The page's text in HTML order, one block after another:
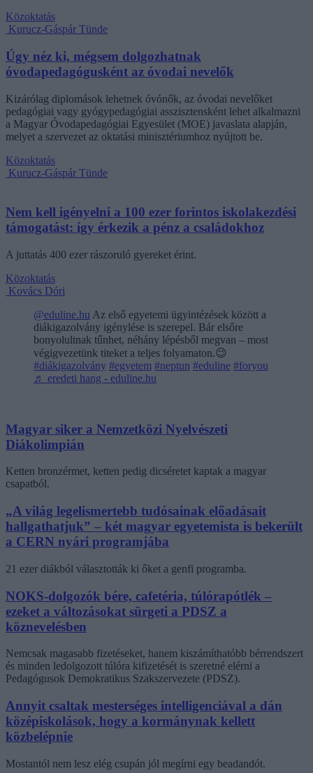
Közoktatás
Kurucz-Gáspár Tünde
Úgy néz ki, mégsem dolgozhatnak
óvodapedagógusként az óvodai nevelők
Kizárólag diplomások lehetnek óvónők, az óvodai nevelőket
pedagógiai vagy gyógypedagógiai asszisztensként lehet alkalmazni
a Magyar Óvodapedagógiai Egyesület (MOE) javaslata alapján,
melyet a szervezet az oktatási minisztériumhoz nyújtott be.
Közoktatás
Kurucz-Gáspár Tünde
Nem kell igényelni a 100 ezer forintos iskolakezdési
támogatást: így érkezik a pénz a családokhoz
A juttatás 400 ezer rászoruló gyereket érint.
Közoktatás
Kovács Dóri
@eduline.hu Az első egyetemi ügyintézések között a
diákigazolvány igénylése is szerepel. Bár elsőre
bonyolultnak tűnhet, néhány lépésből megvan – most
végigvezetünk titeket a teljes folyamaton.😉
#diákigazolvány #egyetem #neptun #eduline #foryou
♬ eredeti hang - eduline.hu
Magyar siker a Nemzetközi Nyelvészeti
Diákolimpián
Ketten bronzérmet, ketten pedig dicséretet kaptak a magyar
csapatból.
„A világ legelismertebb tudósainak előadásait
hallgathatjuk” – két magyar egyetemista is bekerült
a CERN nyári programjába
21 ezer diákból választották ki őket a genfi programba.
NOKS-dolgozók bére, cafetéria, túlórapótlék –
ezeket a változásokat sürgeti a PDSZ a
köznevelésben
Nemcsak magasabb fizetéseket, hanem kiszámíthatóbb bérrendszert
és minden ledolgozott túlóra kifizetését is szeretné elérni a
Pedagógusok Demokratikus Szakszervezete (PDSZ).
Annyit csaltak mesterséges intelligenciával a dán
középiskolások, hogy a kormánynak kellett
közbelépnie
Mostantól nem lesz elég csupán jól megírni egy beadandót.